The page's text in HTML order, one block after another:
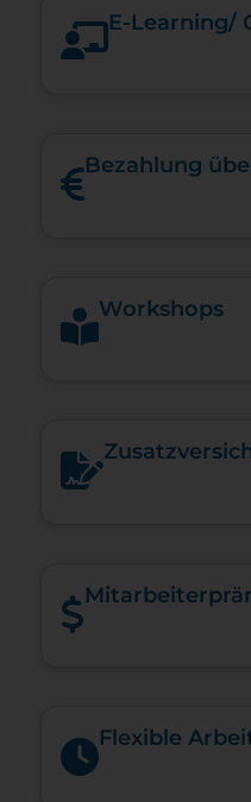
E-​Learning/
Bezahlung
Workshops
Flexible